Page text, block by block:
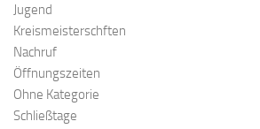
Jugend
Kreismeisterschften
Nachruf
Öffnungszeiten
Ohne Kategorie
Schließtage